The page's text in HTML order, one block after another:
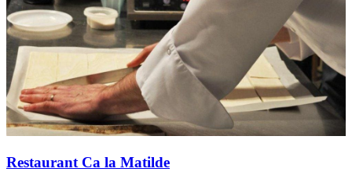
Restaurant Ca la Matilde